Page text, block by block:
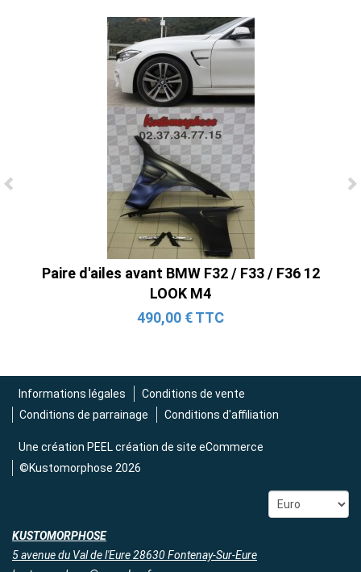
Ligne Cat-Back Active 4 Sorties avec
Tube en H pour Ford Mustang GT & V6
(2015-2023)
2 690,00 € TTC
Paire d'ailes avant BMW F32 / F33 / F36 12
LOOK M4
490,00 € TTC
Informations légales
Conditions de vente
Conditions de parrainage
Conditions d'affiliation
Une création PEEL création de site eCommerce
©Kustomorphose 2026
KUSTOMORPHOSE
5 avenue du Val de l'Eure 28630 Fontenay-Sur-Eure